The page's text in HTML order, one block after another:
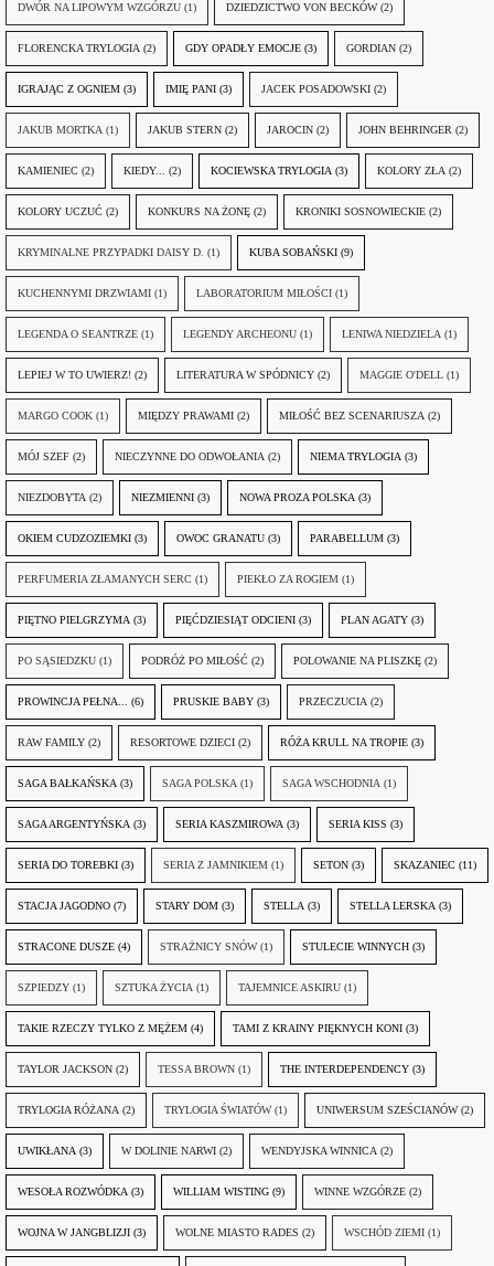
DWÓR NA LIPOWYM WZGÓRZU (1) DZIEDZICTWO VON BECKÓW (2)
FLORENCKA TRYLOGIA (2) GDY OPADŁY EMOCJE (3) GORDIAN (2)
IGRAJĄC Z OGNIEM (3) IMIĘ PANI (3) JACEK POSADOWSKI (2)
JAKUB MORTKA (1) JAKUB STERN (2) JAROCIN (2) JOHN BEHRINGER (2)
KAMIENIEC (2) KIEDY... (2) KOCIEWSKA TRYLOGIA (3) KOLORY ZŁA (2)
KOLORY UCZUĆ (2) KONKURS NA ŻONĘ (2) KRONIKI SOSNOWIECKIE (2)
KRYMINALNE PRZYPADKI DAISY D. (1) KUBA SOBAŃSKI (9)
KUCHENNYMI DRZWIAMI (1) LABORATORIUM MIŁOŚCI (1)
LEGENDA O SEANTRZE (1) LEGENDY ARCHEONU (1) LENIWA NIEDZIELA (1)
LEPIEJ W TO UWIERZ! (2) LITERATURA W SPÓDNICY (2) MAGGIE O'DELL (1)
MARGO COOK (1) MIĘDZY PRAWAMI (2) MIŁOŚĆ BEZ SCENARIUSZA (2)
MÓJ SZEF (2) NIECZYNNE DO ODWOŁANIA (2) NIEMA TRYLOGIA (3)
NIEZDOBYTA (2) NIEZMIENNI (3) NOWA PROZA POLSKA (3)
OKIEM CUDZOZIEMKI (3) OWOC GRANATU (3) PARABELLUM (3)
PERFUMERIA ZŁAMANYCH SERC (1) PIEKŁO ZA ROGIEM (1)
PIĘTNO PIELGRZYMA (3) PIĘĆDZIESIĄT ODCIENI (3) PLAN AGATY (3)
PO SĄSIEDZKU (1) PODRÓŻ PO MIŁOŚĆ (2) POLOWANIE NA PLISZKĘ (2)
PROWINCJA PEŁNA... (6) PRUSKIE BABY (3) PRZECZUCIA (2)
RAW FAMILY (2) RESORTOWE DZIECI (2) RÓŻA KRULL NA TROPIE (3)
SAGA BAŁKAŃSKA (3) SAGA POLSKA (1) SAGA WSCHODNIA (1)
SAGA ARGENTYŃSKA (3) SERIA KASZMIROWA (3) SERIA KISS (3)
SERIA DO TOREBKI (3) SERIA Z JAMNIKIEM (1) SETON (3) SKAZANIEC (11)
STACJA JAGODNO (7) STARY DOM (3) STELLA (3) STELLA LERSKA (3)
STRACONE DUSZE (4) STRAŻNICY SNÓW (1) STULECIE WINNYCH (3)
SZPIEDZY (1) SZTUKA ŻYCIA (1) TAJEMNICE ASKIRU (1)
TAKIE RZECZY TYLKO Z MĘŻEM (4) TAMI Z KRAINY PIĘKNYCH KONI (3)
TAYLOR JACKSON (2) TESSA BROWN (1) THE INTERDEPENDENCY (3)
TRYLOGIA RÓŻANA (2) TRYLOGIA ŚWIATÓW (1) UNIWERSUM SZEŚCIANÓW (2)
UWIKŁANA (3) W DOLINIE NARWI (2) WENDYJSKA WINNICA (2)
WESOŁA ROZWÓDKA (3) WILLIAM WISTING (9) WINNE WZGÓRZE (2)
WOJNA W JANGBLIZJI (3) WOLNE MIASTO RADES (2) WSCHÓD ZIEMI (1)